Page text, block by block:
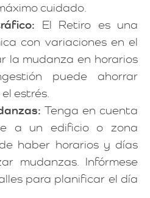
cuidado.
El Retiro es una
con variaciones en el
la mudanza en horarios
puede ahorrar
estrés.
Tenga en cuenta
a un edificio o zona
haber horarios y días
mudanzas. Infórmese
para planificar el día